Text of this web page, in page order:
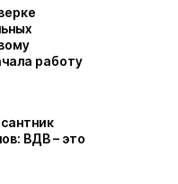
работу
ВДВ – это